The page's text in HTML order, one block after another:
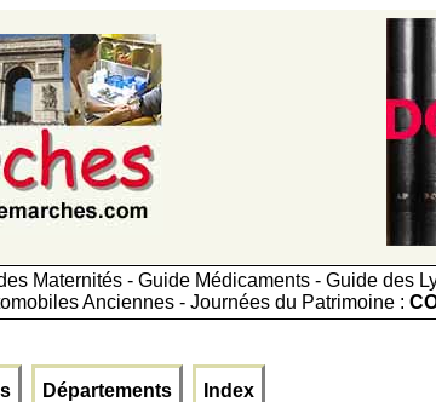
Maternités - Guide Médicaments - Guide des
Anciennes - Journées du Patrimoine :
Départements Index